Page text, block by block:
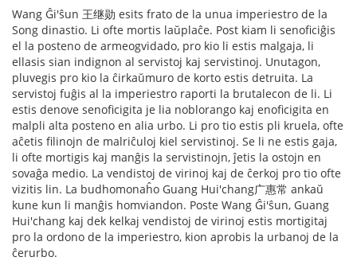
Wang Ĝi'ŝun 王继勋 esits frato de la unua imperiestro de la
Song dinastio. Li ofte mortis laŭplaĉe. Post kiam li senoficiĝis
el la posteno de armeogvidado, pro kio li estis malgaja, li
ellasis sian indignon al servistoj kaj servistinoj. Unutagon,
pluvegis pro kio la ĉirkaŭmuro de korto estis detruita. La
servistoj fuĝis al la imperiestro raporti la brutalecon de li. Li
estis denove senoficigita je lia noblorango kaj enoficigita en
malpli alta posteno en alia urbo. Li pro tio estis pli kruela, ofte
aĉetis filinojn de malriĉuloj kiel servistinoj. Se li ne estis gaja,
li ofte mortigis kaj manĝis la servistinojn, ĵetis la ostojn en
sovaĝa medio. La vendistoj de virinoj kaj de ĉerkoj pro tio ofte
vizitis lin. La budhomonaĥo Guang Hui'chang广惠常 ankaŭ
kune kun li manĝis homviandon. Poste Wang Ĝi'ŝun, Guang
Hui'chang kaj dek kelkaj vendistoj de virinoj estis mortigitaj
pro la ordono de la imperiestro, kion aprobis la urbanoj de la
ĉerurbo.